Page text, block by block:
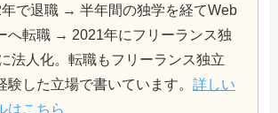
で退職 → 半年間の独学を経てWeb
へ転職 → 2021年にフリーランス独
法人化。転職もフリーランス独立
験した立場で書いています。 詳しい
はこちら